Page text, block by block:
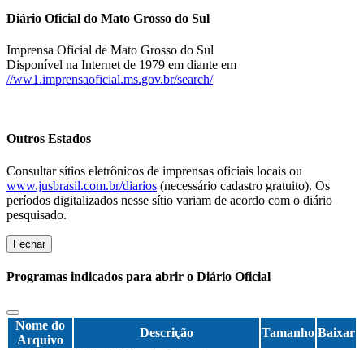
Diário Oficial do Mato Grosso do Sul
Imprensa Oficial de Mato Grosso do Sul
Disponível na Internet de 1979 em diante em
//ww1.imprensaoficial.ms.gov.br/search/
Outros Estados
Consultar sítios eletrônicos de imprensas oficiais locais ou
www.jusbrasil.com.br/diarios (necessário cadastro gratuito). Os
períodos digitalizados nesse sítio variam de acordo com o diário
pesquisado.
Fechar
Programas indicados para abrir o Diário Oficial
Nome do
Arquivo
Descrição Tamanho Baixar